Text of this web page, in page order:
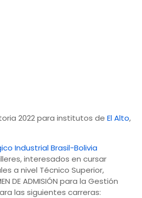
2022 para institutos de El Alto,
Industrial Brasil-Bolivia
interesados en cursar
a nivel Técnico Superior,
DE ADMISIÓN para la Gestión
las siguientes carreras: